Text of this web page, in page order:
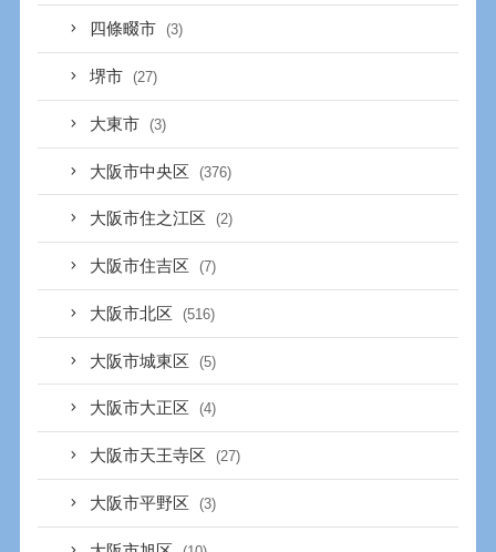
四條畷市 (3)
堺市 (27)
大東市 (3)
大阪市中央区 (376)
大阪市住之江区 (2)
大阪市住吉区 (7)
大阪市北区 (516)
大阪市城東区 (5)
大阪市大正区 (4)
大阪市天王寺区 (27)
大阪市平野区 (3)